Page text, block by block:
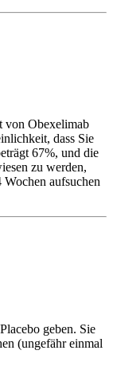
von Obexelimab
dass Sie
67%, und die
zu werden,
aufsuchen
geben. Sie
(ungefähr einmal